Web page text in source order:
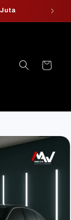
Cart